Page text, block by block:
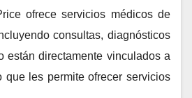
ofrece servicios médicos de
consultas, diagnósticos
están directamente vinculados a
que les permite ofrecer servicios